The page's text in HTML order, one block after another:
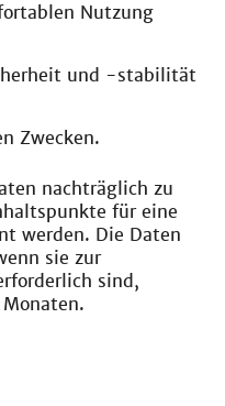
Nutzung
und -stabilität
Zwecken.
nachträglich zu
für eine
werden. Die Daten
sie zur
sind,